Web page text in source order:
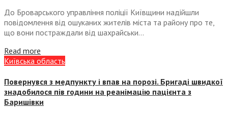
До Броварського управління поліції Київщини надійшли
повідомлення від ошуканих жителів міста та району про те,
що вони постраждали від шахрайськи...
Read more
Київська область
Повернувся з медпункту і впав на порозі. Бригаді швидкої
знадобилося пів години на реанімацію пацієнта з
Баришівки